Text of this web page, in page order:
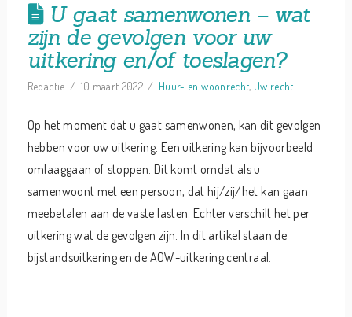
U gaat samenwonen – wat
zijn de gevolgen voor uw
uitkering en/of toeslagen?
Redactie 10 maart 2022 Huur- en woonrecht, Uw recht
Op het moment dat u gaat samenwonen, kan dit gevolgen
hebben voor uw uitkering. Een uitkering kan bijvoorbeeld
omlaaggaan of stoppen. Dit komt omdat als u
samenwoont met een persoon, dat hij/zij/het kan gaan
meebetalen aan de vaste lasten. Echter verschilt het per
uitkering wat de gevolgen zijn. In dit artikel staan de
bijstandsuitkering en de AOW-uitkering centraal.